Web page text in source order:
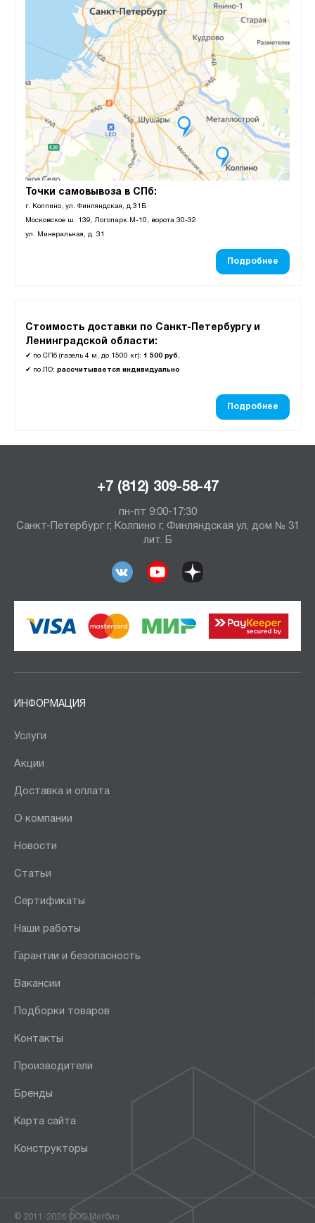
Точки самовывоза в СПб:
г. Колпино, ул. Финляндская, д.31Б
Московское ш. 139, Логопарк М-10, ворота 30-32
ул. Минеральная, д. 31
Подробнее
Стоимость доставки по Санкт-Петербургу и
Ленинградской области:
✔ по СПб (газель 4 м, до 1500 кг): 1 500 руб.
✔ по ЛО: рассчитывается индивидуально
Подробнее
+7 (812) 309-58-47
пн-пт 9:00-17:30
Санкт-Петербург г, Колпино г, Финляндская ул, дом № 31
лит. Б
ИНФОРМАЦИЯ
Услуги
Акции
Доставка и оплата
О компании
Новости
Статьи
Сертификаты
Наши работы
Гарантии и безопасность
Вакансии
Подборки товаров
Контакты
Производители
Бренды
Карта сайта
Конструкторы
© 2011-2026 ООО Метбиз